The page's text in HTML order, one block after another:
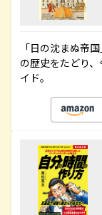
「日の沈まぬ帝
の歴史をたどり
イド。